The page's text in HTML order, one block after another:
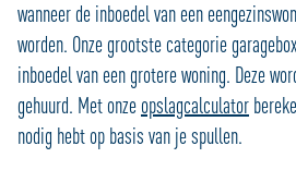
wanneer de inboedel van een
worden. Onze grootste categorie
inboedel van een grotere woning. Deze
gehuurd. Met onzeopslagcalculator
nodig hebt op basis van je spullen.